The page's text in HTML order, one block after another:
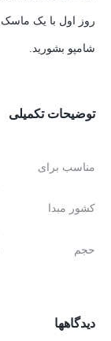
روز اول با یک ماسک
شامپو بشورید.
توضیحات تکمیلی
مناسب برای
کشور مبدا
حجم
دیدگاهها